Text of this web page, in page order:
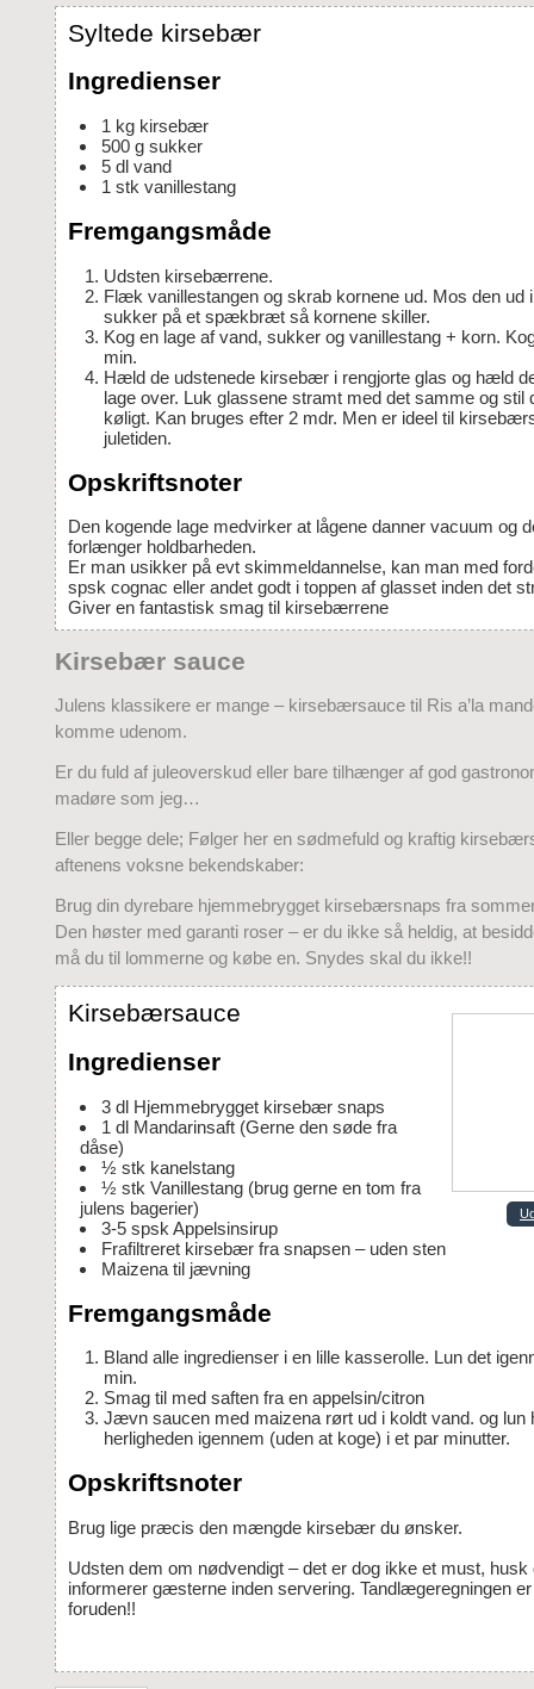
Syltede kirsebær
Ingredienser
1 kg kirsebær
500 g sukker
5 dl vand
1 stk vanillestang
Fremgangsmåde
Udsten kirsebærrene.
Flæk vanillestangen og skrab kornene ud. Mos den ud i en spsk
sukker på et spækbræt så kornene skiller.
Kog en lage af vand, sukker og vanillestang + korn. Koges ca. 10
min.
Hæld de udstenede kirsebær i rengjorte glas og hæld den kogende
lage over. Luk glassene stramt med det samme og stil
køligt. Kan bruges efter 2 mdr. Men er ideel til
juletiden.
Opskriftsnoter
Den kogende lage medvirker at lågene danner vacuum og dermed
forlænger holdbarheden.
Er man usikker på evt skimmeldannelse, kan man med fordel hælde 1-2
spsk cognac eller andet godt i toppen af glasset inden det
Giver en fantastisk smag til kirsebærrene
Kirsebær sauce
Julens klassikere er mange – kirsebærsauce til Ris a’la
komme udenom.
Er du fuld af juleoverskud eller bare tilhænger af god
madøre som jeg…
Eller begge dele; Følger her en sødmefuld og kraftig
aftenens voksne bekendskaber:
Brug din dyrebare hjemmebrygget kirsebærsnaps fra
Den høster med garanti roser – er du ikke så heldig, at
må du til lommerne og købe en. Snydes skal du ikke!!
Kirsebærsauce
Ingredienser
3 dl Hjemmebrygget kirsebær snaps
1 dl Mandarinsaft (Gerne den søde fra
dåse)
½ stk kanelstang
½ stk Vanillestang (brug gerne en tom fra
julens bagerier)
3-5 spsk Appelsinsirup
Frafiltreret kirsebær fra snapsen – uden sten
Maizena til jævning
Fremgangsmåde
Bland alle ingredienser i en lille kasserolle. Lun det igennem ca. 5-10
min.
Smag til med saften fra en appelsin/citron
Jævn saucen med maizena rørt ud i koldt vand. og lun hele
herligheden igennem (uden at koge) i et par minutter.
Opskriftsnoter
Brug lige præcis den mængde kirsebær du ønsker.
Udsten dem om nødvendigt – det er dog ikke et must, husk dog at
informerer gæsterne inden servering. Tandlægeregningen
foruden!!